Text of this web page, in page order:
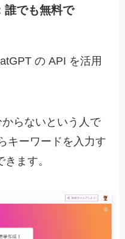
でも無料で
の API を活用
らないという人で
キーワードを入力す
ます。